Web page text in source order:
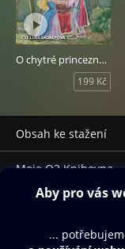
O chytré princezně a další pohádky
199 Kč
Obsah ke stažení
Moje O2 Knihovna
Další zábava